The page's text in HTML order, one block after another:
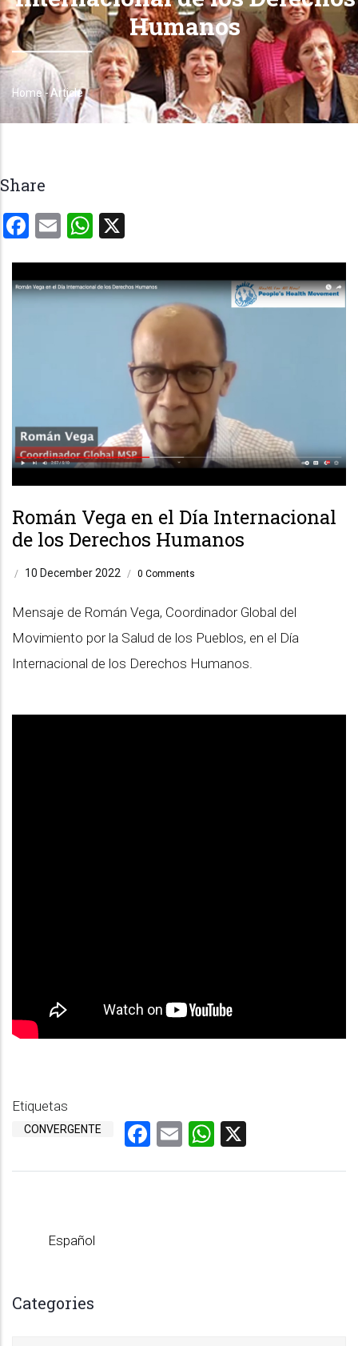
Humanos
Breadcrumb
Home -Article
Share
Facebook
EmailWhatsApp
Román Vega en el Día Internacional
de los Derechos Humanos
/ 10 December 2022 / 0 Comments
Mensaje de Román Vega, Coordinador Global del
Movimiento por la Salud de los Pueblos, en el Día
Internacional de los Derechos Humanos.
Etiquetas
CONVERGENTE Facebook
EmailWhatsApp
Español
Categories